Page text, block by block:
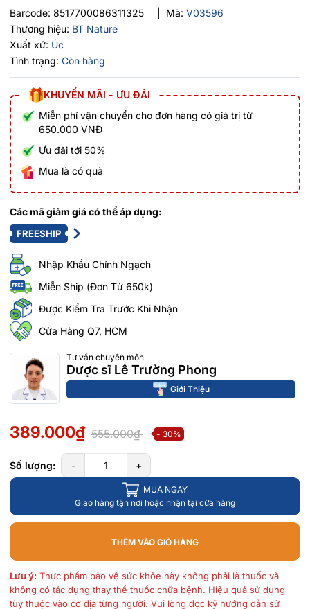
Barcode: 8517700086311325 Mã: V03596
Thương hiệu: BT Nature
Xuất xứ: Úc
Tình trạng: Còn hàng
KHUYẾN MÃI - ƯU ĐÃI
Miễn phí vận chuyển cho đơn hàng có giá trị từ
650.000 VNĐ
Ưu đãi tới 50%
Mua là có quà
Các mã giảm giá có thể áp dụng:
FREESHIP
Nhập Khẩu Chính Ngạch
Miễn Ship (Đơn Từ 650k)
Được Kiểm Tra Trước Khi Nhận
Cửa Hàng Q7, HCM
Tư vấn chuyên môn
Dược sĩ Lê Trường Phong
Giới Thiệu
389.000₫ 555.000₫ - 30%
Số lượng: - +
MUA NGAY
Giao hàng tận nơi hoặc nhận tại cửa hàng
THÊM VÀO GIỎ HÀNG
Lưu ý: Thực phẩm bảo vệ sức khỏe này không phải là thuốc và
không có tác dụng thay thế thuốc chữa bệnh. Hiệu quả sử dụng
tùy thuộc vào cơ địa từng người. Vui lòng đọc kỹ hướng dẫn sử